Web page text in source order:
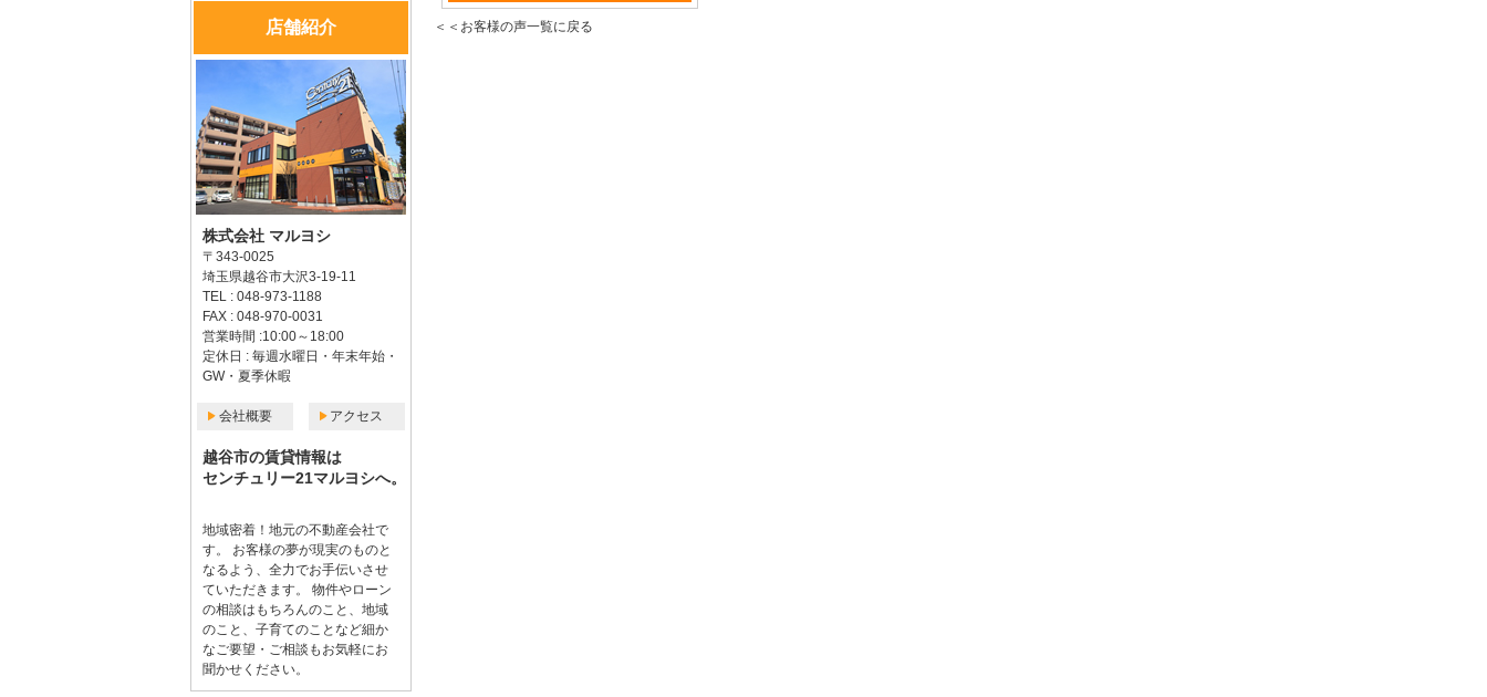
＜＜お客様の声一覧に戻る
店舗紹介
株式会社 マルヨシ
〒343-0025
埼玉県越谷市大沢3-19-11
TEL : 048-973-1188
FAX : 048-970-0031
営業時間 :10:00～18:00
定休日 : 毎週水曜日・年末年始・
GW・夏季休暇
会社概要 アクセス
越谷市の賃貸情報は
センチュリー21マルヨシへ。
地域密着！地元の不動産会社で
す。 お客様の夢が現実のものと
なるよう、全力でお手伝いさせ
ていただきます。 物件やローン
の相談はもちろんのこと、地域
のこと、子育てのことなど細か
なご要望・ご相談もお気軽にお
聞かせください。